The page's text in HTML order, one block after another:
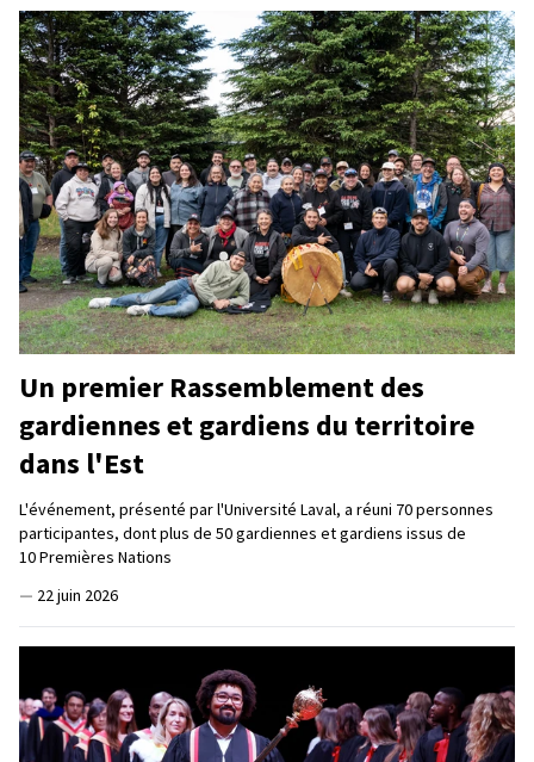
Un premier Rassemblement des
gardiennes et gardiens du territoire
dans l'Est
L'événement, présenté par l'Université Laval, a réuni 70 personnes
participantes, dont plus de 50 gardiennes et gardiens issus de
10 Premières Nations
— 22 juin 2026